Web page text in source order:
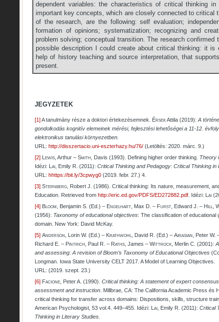
dependent variables: the characteristics of critical thinking
important key concepts, which are closely connected to critical
of the research, are the following: self evaluation;
formation of opinions; systematization; recognizing and
problem solving; conceptual transition. The research confirmed
possible description I could create about critical thinking: it is
help of history teaching and source interpretation, that
present.
JEGYZETEK
[1]A tanulmány része a doktori értekezésemnek. ÉrsekAttila (2019): A
gondolkodás kognitív elemeinek mérési, fejlesztési lehetőségei a 11-12.
elektronikus tanulási környezetben.
URL: http://disszertacio.uni-eszterhazy.hu/76/ (Letöltés: 2020. márc. 9.)
[2] Lewis , Arthur – Smith , Davis (1993). Defining higher order thinking. Theory
Idézi: Lai , Emily R. (2011): Critical Thinking and Pedagogy: Critical Thinking in
URL: hhttps://bit.ly/3cpwyg0 (2019. febr. 27.) 4.
[3] Sternberg , Robert J. (1986). Critical thinking: Its nature, measurement,
Education. Retrieved from http://eric.ed.gov/PDFS/ED272882.pdf . Idézi: Lai
[4] Bloom , Benjamin S. (Ed.) – Engelhart , Max D. – Furst , Edward J. – Hill
,
(1956): Taxonomy of educational objectives: The classification of educational
domain. New York: David McKay.
[5] Anderson , Lorin W. (Ed.) – Krathwohl , David R. (Ed.) – Airasian , Peter W.
Richard E. – Pintrich , Paul R. – Raths , James – Wittrock , Merlin C. (2001):
and assessing: A revision of Bloom’s Taxonomy of Educational Objectives
Longman. Iowa State University CELT 2017. A Model of Learning Objectives.
URL: (2019. szept. 23.)
[6] Facione , Peter A. (1990). Critical thinking: A statement of expert
assessment and instruction . Millbrae, CA: The California Academic Press és
critical thinking for transfer across domains: Dispositions, skills, structure
American Psychologist, 53 vol.4. 449–455. Idézi: Lai , Emily R. (2011): Critical
Thinking in Literary Studies.